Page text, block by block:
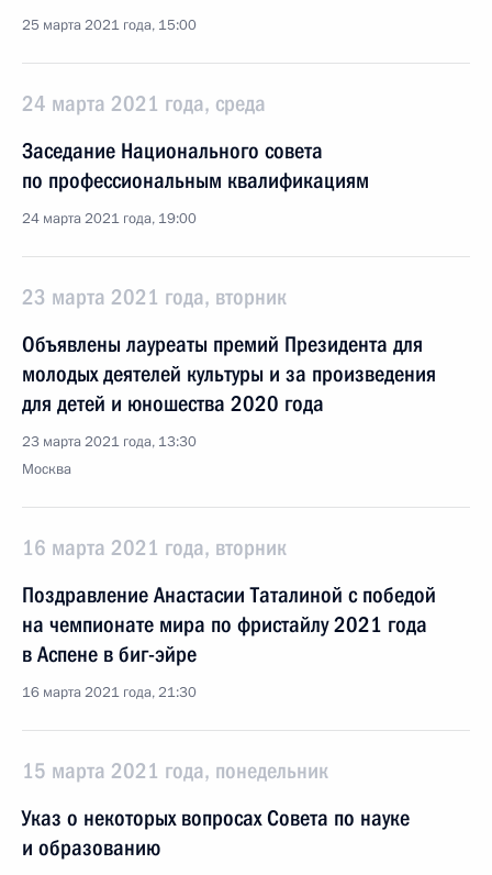
25 марта 2021 года, 15:00
24 марта 2021 года, среда
Заседание Национального совета
по профессиональным квалификациям
24 марта 2021 года, 19:00
23 марта 2021 года, вторник
Объявлены лауреаты премий Президента для
молодых деятелей культуры и за произведения
для детей и юношества 2020 года
23 марта 2021 года, 13:30
Москва
16 марта 2021 года, вторник
Поздравление Анастасии Таталиной с победой
на чемпионате мира по фристайлу 2021 года
в Аспене в биг-эйре
16 марта 2021 года, 21:30
15 марта 2021 года, понедельник
Указ о некоторых вопросах Совета по науке
и образованию